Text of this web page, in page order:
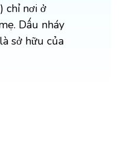
chỉ nơi ở
Dấu nháy
sở hữu của